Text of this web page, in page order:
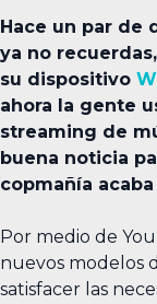
Hace un par de
ya no recuerdas,
su dispositivo
ahora la gente
streaming de
buena noticia
copmañía
Por medio de
nuevos modelos
satisfacer las